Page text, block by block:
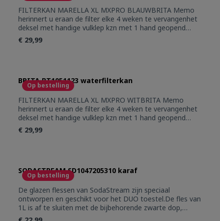
FILTERKAN MARELLA XL MXPRO BLAUWBRITA Memo
herinnert u eraan de filter elke 4 weken te vervangenhet
deksel met handige vulklep kzn met 1 hand geopend
wordenvaatwasmachinebestendig (behalve het
deksel)past in de deur van de koelkastcapaciteit: totaal
€ 29,99
Op bestelling
BRITA BT1051123 waterfilterkan
FILTERKAN MARELLA XL MXPRO WITBRITA Memo
herinnert u eraan de filter elke 4 weken te vervangenhet
deksel met handige vulklep kzn met 1 hand geopend
wordenvaatwasmachinebestendig (behalve het
deksel)past in de deur van de koelkastcapaciteit: totaal
€ 29,99
Op bestelling
SODASTREAM SD1047205310 karaf
De glazen flessen van SodaStream zijn speciaal
ontworpen en geschikt voor het DUO toestel.De fles van
1L is af te sluiten met de bijbehorende zwarte dop,
waardoor het koolzuur langer in de fles blijft. Presenteer